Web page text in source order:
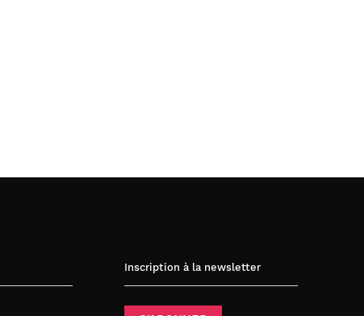
Inscription à la newsletter